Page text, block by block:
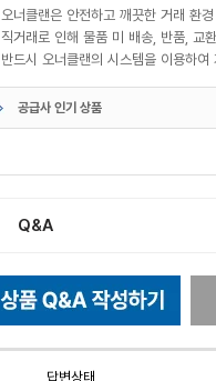
오너클랜은 안전하고 깨끗한 거래 환
직거래로 인해 물품 미 배송, 반품, 교
반드시 오너클랜의 시스템을 이용하
공급사 인기 상품
Q&A
답변상태